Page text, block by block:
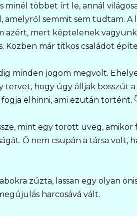
minél többet írt le, annál
amelyről semmit sem tudtam. A
azért, mert képtelenek
Közben már titkos családot
minden jogom megvolt.
tervet, hogy úgy álljak bosszút
elhinni, ami ezután történt.
mint egy törött üveg, amikor
Ő nem csupán a társa volt,
zúzta, lassan egy olyan
harcosává vált.